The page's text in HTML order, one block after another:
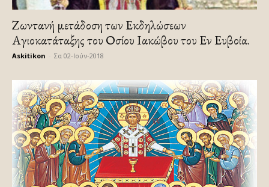
Ζωντανή μετάδοση των Εκδηλώσεων
Αγιοκατάταξης του Οσίου Ιακώβου του Εν Ευβοία.
Askitikon Σα 02-Ιούν-2018